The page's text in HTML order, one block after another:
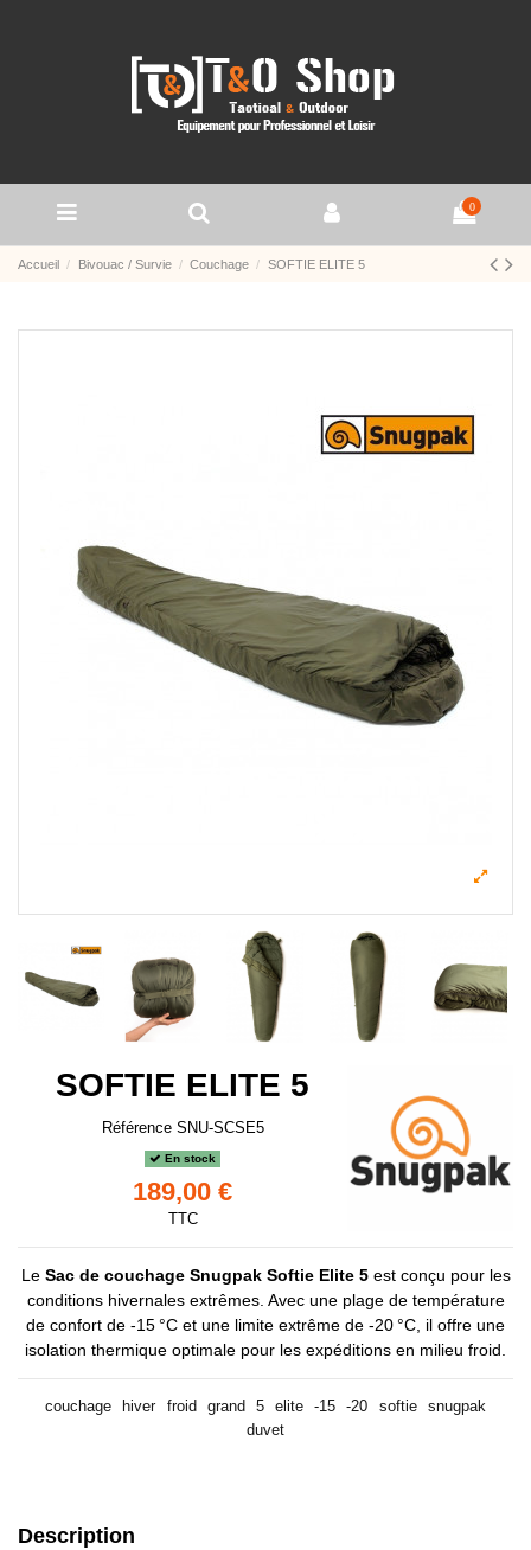
0
Accueil Bivouac / Survie Couchage SOFTIE ELITE 5
SOFTIE ELITE 5
Référence SNU-SCSE5
En stock
189,00 €
TTC
Le Sac de couchage Snugpak Softie Elite 5est conçu pour les
conditions hivernales extrêmes. Avec une plage de température
de confort de -15 °C et une limite extrême de -20 °C, il offre une
isolation thermique optimale pour les expéditions en milieu froid.
couchage hiver froid grand 5 elite -15 -20 softie
snugpak
duvet
Description